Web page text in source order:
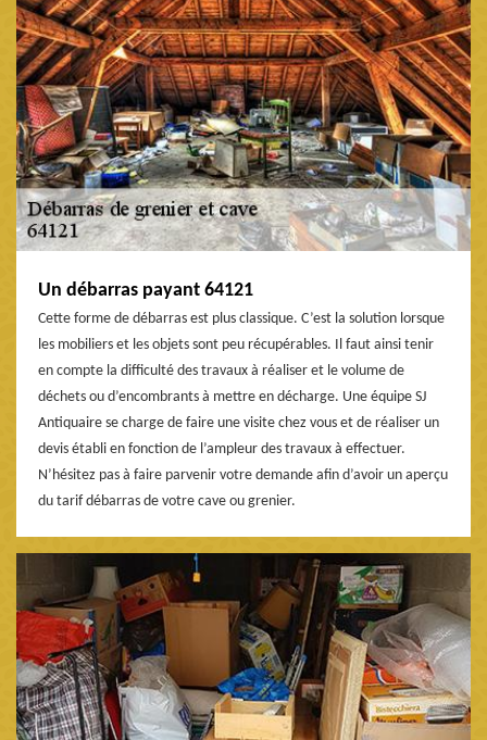
Un débarras payant 64121
Cette forme de débarras est plus classique. C’est la solution lorsque
les mobiliers et les objets sont peu récupérables. Il faut ainsi tenir
en compte la difficulté des travaux à réaliser et le volume de
déchets ou d’encombrants à mettre en décharge. Une équipe SJ
Antiquaire se charge de faire une visite chez vous et de réaliser un
devis établi en fonction de l’ampleur des travaux à effectuer.
N’hésitez pas à faire parvenir votre demande afin d’avoir un aperçu
du tarif débarras de votre cave ou grenier.